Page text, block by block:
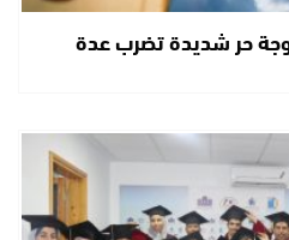
حر شديدة تضرب عدة